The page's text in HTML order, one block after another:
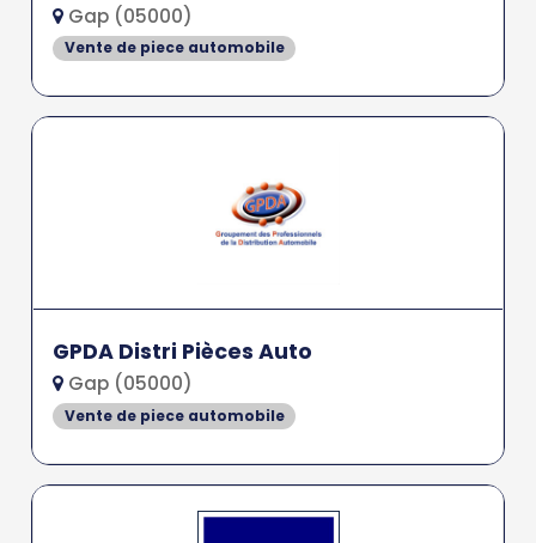
Gap (05000)
Vente de piece automobile
GPDA Distri Pièces Auto
Gap (05000)
Vente de piece automobile